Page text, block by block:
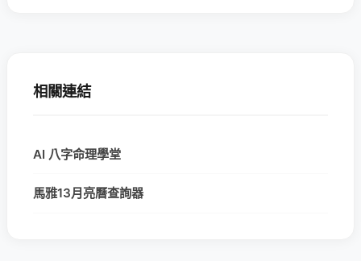
相關連結
AI 八字命理學堂
馬雅13月亮曆查詢器